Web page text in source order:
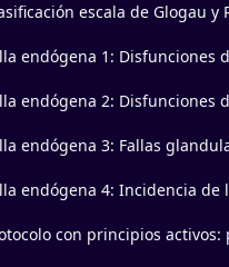
escala de Glogau y
endógena 1: Disfunciones
endógena 2: Disfunciones
endógena 3: Fallas
endógena 4: Incidencia de
con principios activos: